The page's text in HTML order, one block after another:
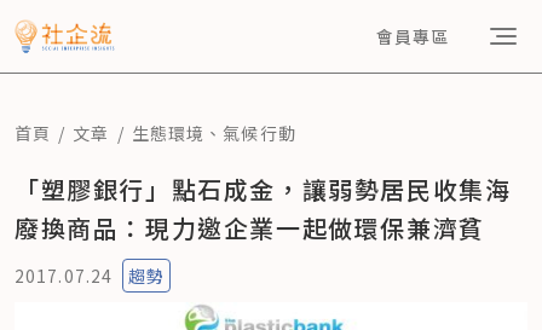
會員專區
首頁 文章 生態環境 、 氣候行動
「塑膠銀行」點石成金，讓弱勢居民收集海
廢換商品：現力邀企業一起做環保兼濟貧
2017.07.24 趨勢